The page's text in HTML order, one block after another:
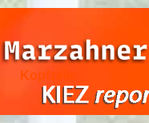
Kopfzeile